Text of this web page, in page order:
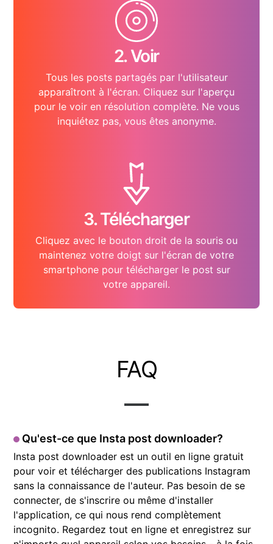
2. Voir
Tous les posts partagés par l'utilisateur
apparaîtront à l'écran. Cliquez sur l'aperçu
pour le voir en résolution complète. Ne vous
inquiétez pas, vous êtes anonyme.
3. Télécharger
Cliquez avec le bouton droit de la souris ou
maintenez votre doigt sur l'écran de votre
smartphone pour télécharger le post sur
votre appareil.
FAQ
Qu'est-ce que Insta post downloader?
Insta post downloader est un outil en ligne gratuit
pour voir et télécharger des publications Instagram
sans la connaissance de l'auteur. Pas besoin de se
connecter, de s'inscrire ou même d'installer
l'application, ce qui nous rend complètement
incognito. Regardez tout en ligne et enregistrez sur